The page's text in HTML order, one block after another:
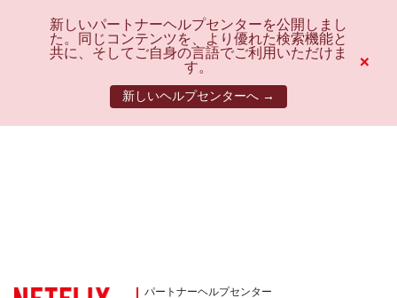
新しいパートナーヘルプセンターを公開しまし
た。同じコンテンツを、より優れた検索機能と
共に、そしてご自身の言語でご利用いただけま
す。
新しいヘルプセンターへ →
×
パートナーヘルプセンター